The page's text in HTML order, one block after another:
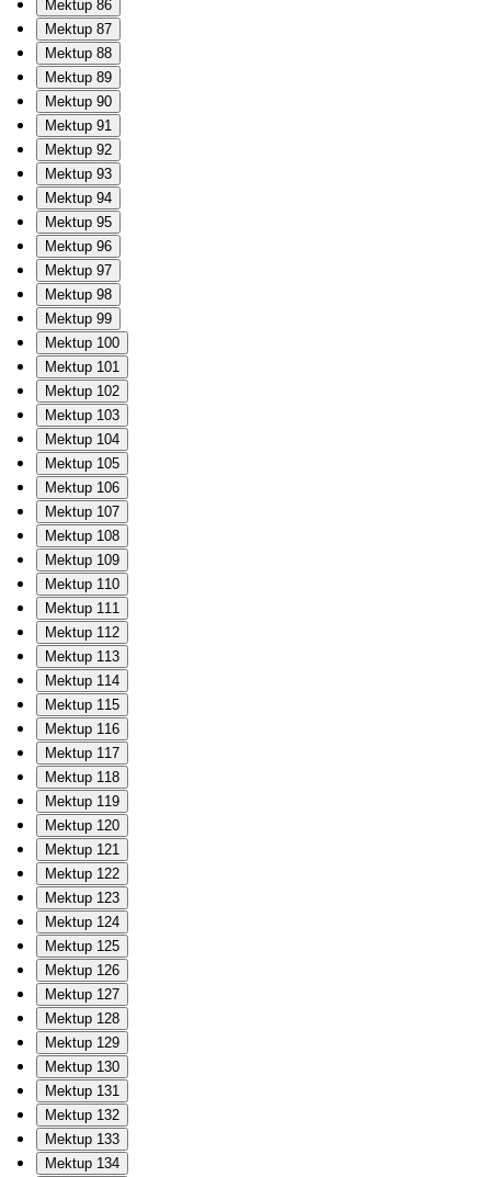
Mektup 86
Mektup 87
Mektup 88
Mektup 89
Mektup 90
Mektup 91
Mektup 92
Mektup 93
Mektup 94
Mektup 95
Mektup 96
Mektup 97
Mektup 98
Mektup 99
Mektup 100
Mektup 101
Mektup 102
Mektup 103
Mektup 104
Mektup 105
Mektup 106
Mektup 107
Mektup 108
Mektup 109
Mektup 110
Mektup 111
Mektup 112
Mektup 113
Mektup 114
Mektup 115
Mektup 116
Mektup 117
Mektup 118
Mektup 119
Mektup 120
Mektup 121
Mektup 122
Mektup 123
Mektup 124
Mektup 125
Mektup 126
Mektup 127
Mektup 128
Mektup 129
Mektup 130
Mektup 131
Mektup 132
Mektup 133
Mektup 134